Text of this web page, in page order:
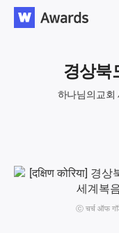
경상북
하나님의교회
ⓒ चर्च ऑफ गॉड